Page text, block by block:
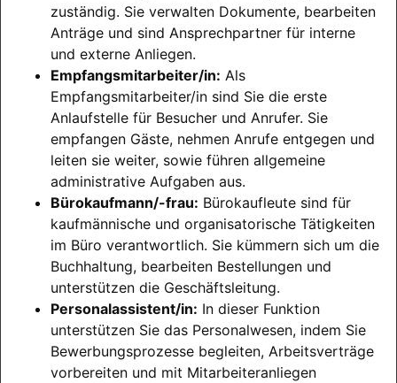
zuständig. Sie verwalten Dokumente, bearbeiten
Anträge und sind Ansprechpartner für interne
und externe Anliegen.
Empfangsmitarbeiter/in: Als
Empfangsmitarbeiter/in sind Sie die erste
Anlaufstelle für Besucher und Anrufer. Sie
empfangen Gäste, nehmen Anrufe entgegen und
leiten sie weiter, sowie führen allgemeine
administrative Aufgaben aus.
Bürokaufmann/-frau: Bürokaufleute sind für
kaufmännische und organisatorische Tätigkeiten
im Büro verantwortlich. Sie kümmern sich um die
Buchhaltung, bearbeiten Bestellungen und
unterstützen die Geschäftsleitung.
Personalassistent/in: In dieser Funktion
unterstützen Sie das Personalwesen, indem Sie
Bewerbungsprozesse begleiten, Arbeitsverträge
vorbereiten und mit Mitarbeiteranliegen